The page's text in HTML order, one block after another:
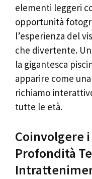
elementi leggeri
opportunità
l’esperienza del
che divertente.
la gigantesca
apparire come
richiamo
tutte le età.
Coinvolgere
Profondità